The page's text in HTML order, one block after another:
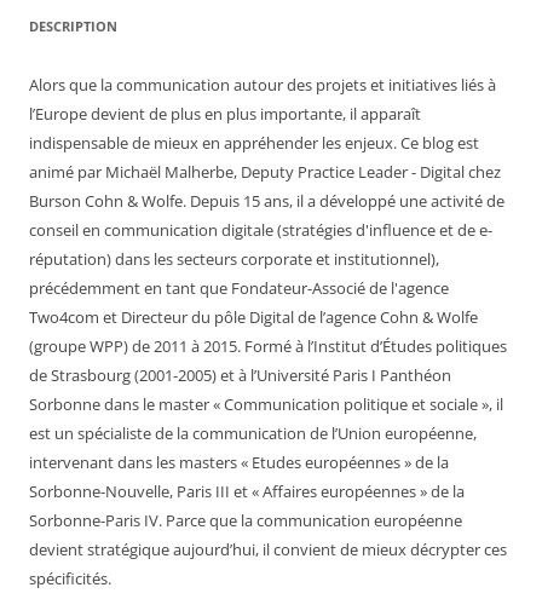
DESCRIPTION
Alors que la communication autour des projets et initiatives liés à
l’Europe devient de plus en plus importante, il apparaît
indispensable de mieux en appréhender les enjeux. Ce blog est
animé par Michaël Malherbe, Deputy Practice Leader - Digital chez
Burson Cohn & Wolfe. Depuis 15 ans, il a développé une activité de
conseil en communication digitale (stratégies d'influence et de e-
réputation) dans les secteurs corporate et institutionnel),
précédemment en tant que Fondateur-Associé de l'agence
Two4com et Directeur du pôle Digital de l’agence Cohn & Wolfe
(groupe WPP) de 2011 à 2015. Formé à l’Institut d’Études politiques
de Strasbourg (2001-2005) et à l’Université Paris I Panthéon
Sorbonne dans le master « Communication politique et sociale », il
est un spécialiste de la communication de l’Union européenne,
intervenant dans les masters « Etudes européennes » de la
Sorbonne-Nouvelle, Paris III et « Affaires européennes » de la
Sorbonne-Paris IV. Parce que la communication européenne
devient stratégique aujourd’hui, il convient de mieux décrypter ces
spécificités.